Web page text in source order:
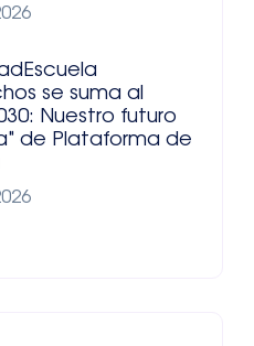
se suma al
Nuestro futuro
de Plataforma de